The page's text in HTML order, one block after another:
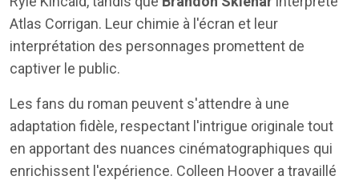
Atlas Corrigan. Leur chimie à l'écran et leur
interprétation des personnages promettent de
captiver le public.
Les fans du roman peuvent s'attendre à une
adaptation fidèle, respectant l'intrigue originale tout
en apportant des nuances cinématographiques qui
enrichissent l'expérience. Colleen Hoover a travaillé